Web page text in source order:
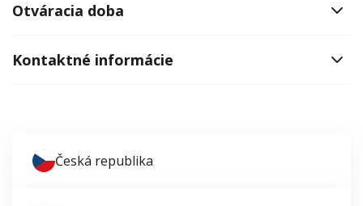
Otváracia doba
Kontaktné informácie
Česká republika